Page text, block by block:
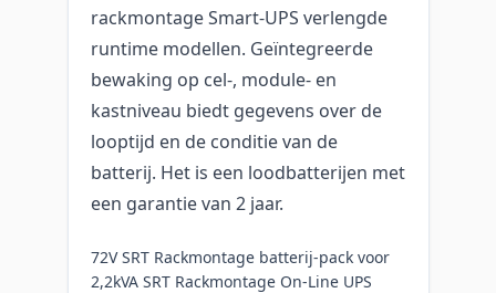
rackmontage Smart-UPS verlengde
runtime modellen. Geïntegreerde
bewaking op cel-, module- en
kastniveau biedt gegevens over de
looptijd en de conditie van de
batterij. Het is een loodbatterijen met
een garantie van 2 jaar.
72V SRT Rackmontage batterij-pack voor
2,2kVA SRT Rackmontage On-Line UPS